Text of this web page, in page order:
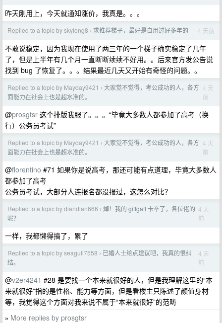
昨天刚用上，今天就通知涨价，我真是。。。
Replied to a topic by skylong8 › 求推荐梯子，最好是自用过好多年的 4 天前
不敢说稳定，因为我现在使用了两三年的一个梯子确实稳定了几年
了，但是上半年有几个月一直断断续续不好用。。后来官方发公告说
找到 bug 了恢复了。。。结果最近几天又开始有奇怪的问题。。
Replied to a topic by Mayday9421 › 大家觉不觉得，考公成功的人，各方
面能力在社会上也是超水准的。
4 天
前
@prosgtsr 这个排版我服了。。。“毕竟大多数人都参加了高考（换
行）公务员考试”
Replied to a topic by Mayday9421 › 大家觉不觉得，考公成功的人，各方
面能力在社会上也是超水准的。
4 天
前
@florentino #71 如果你是说高考，那还可能有点道理，毕竟大多数人
都参加了高考
公务员考试，大部分人连报名都没报过，这怎么对比？
Replied to a topic by diandian666 › 焯！我的 giffgaff 卡卒了，各位佬的
呢？
4 天
前
一样，我都懒得搞了，累了
Replied to a topic by seagull7558 › 已婚人士给点建议吧，我真的很纠
结。
4 天
前
@v2er4241 #28 是要找一个本来就很好的人，但是我理解这里的“本
来就很好”指的是性格、能力等方面，但是看楼主只陈述了颜值身材
等，我觉得这个方面对我来说不属于“本来就很好”的范畴
» More replies by prosgtsr